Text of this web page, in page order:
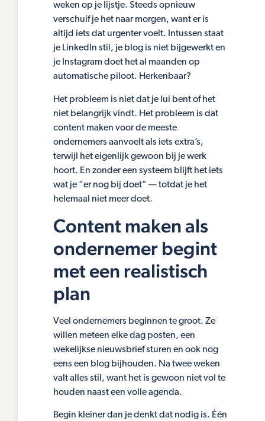
weken op je lijstje. Steeds opnieuw
verschuif je het naar morgen, want er is
altijd iets dat urgenter voelt. Intussen staat
je LinkedIn stil, je blog is niet bijgewerkt en
je Instagram doet het al maanden op
automatische piloot. Herkenbaar?
Het probleem is niet dat je lui bent of het
niet belangrijk vindt. Het probleem is dat
content maken voor de meeste
ondernemers aanvoelt als iets extra’s,
terwijl het eigenlijk gewoon bij je werk
hoort. En zonder een systeem blijft het iets
wat je “er nog bij doet” — totdat je het
helemaal niet meer doet.
Content maken als
ondernemer begint
met een realistisch
plan
Veel ondernemers beginnen te groot. Ze
willen meteen elke dag posten, een
wekelijkse nieuwsbrief sturen en ook nog
eens een blog bijhouden. Na twee weken
valt alles stil, want het is gewoon niet vol te
houden naast een volle agenda.
Begin kleiner dan je denkt dat nodig is. Één